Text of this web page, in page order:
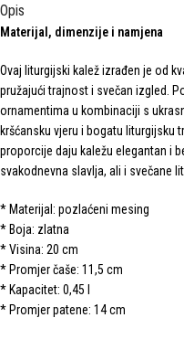
Opis
Materijal, dimenzije i namjena
Ovaj liturgijski kalež izrađen je od
pružajući trajnost i svečan izgled.
ornamentima u kombinaciji s
kršćansku vjeru i bogatu liturgijsku
proporcije daju kaležu elegantan i
svakodnevna slavlja, ali i svečane
* Materijal: pozlaćeni mesing
* Boja: zlatna
* Visina: 20 cm
* Promjer čaše: 11,5 cm
* Kapacitet: 0,45 l
* Promjer patene: 14 cm